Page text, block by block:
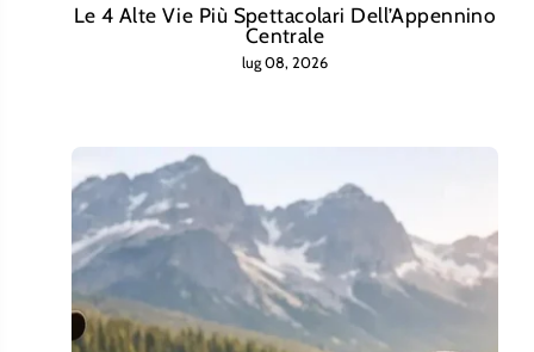
Le 4 Alte Vie Più Spettacolari Dell’Appennino
Centrale
lug 08, 2026